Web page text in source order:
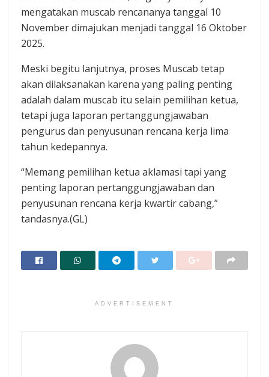
mengatakan muscab rencananya tanggal 10
November dimajukan menjadi tanggal 16 Oktober
2025.
Meski begitu lanjutnya, proses Muscab tetap
akan dilaksanakan karena yang paling penting
adalah dalam muscab itu selain pemilihan ketua,
tetapi juga laporan pertanggungjawaban
pengurus dan penyusunan rencana kerja lima
tahun kedepannya.
“Memang pemilihan ketua aklamasi tapi yang
penting laporan pertanggungjawaban dan
penyusunan rencana kerja kwartir cabang,”
tandasnya.(GL)
ADVERTISEMENT